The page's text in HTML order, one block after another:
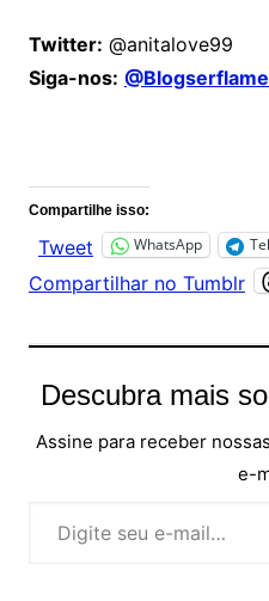
Twitter: @anitalove99
Siga-nos:
Compartilhe isso:
Tweet WhatsApp
Compartilhar no Tumblr
Descubra mais
Assine para receber
e-